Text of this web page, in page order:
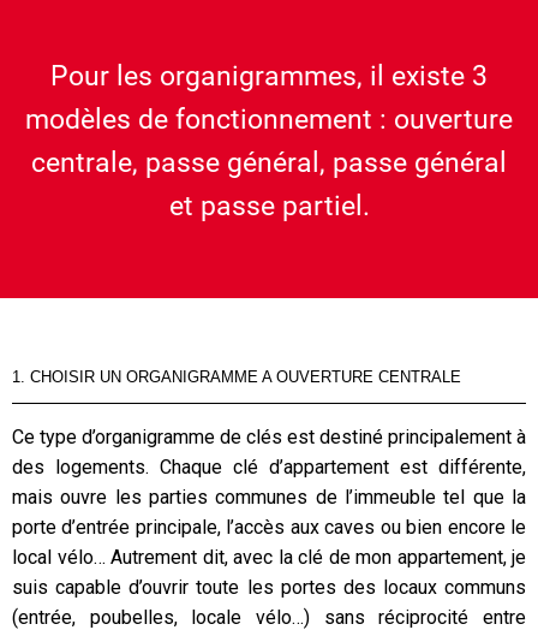
Pour les organigrammes, il existe 3
modèles de fonctionnement : ouverture
centrale, passe général, passe général
et passe partiel.
1. CHOISIR UN ORGANIGRAMME A OUVERTURE CENTRALE
Ce type d’organigramme de clés est destiné principalement à
des logements. Chaque clé d’appartement est différente,
mais ouvre les parties communes de l’immeuble tel que la
porte d’entrée principale, l’accès aux caves ou bien encore le
local vélo… Autrement dit, avec la clé de mon appartement, je
suis capable d’ouvrir toute les portes des locaux communs
(entrée, poubelles, locale vélo…) sans réciprocité entre